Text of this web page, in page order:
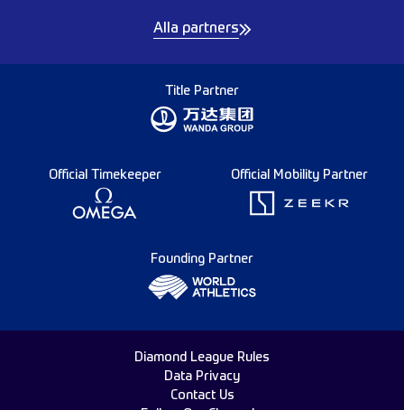
Alla partners
Title Partner
Official Timekeeper Official Mobility Partner
Founding Partner
Diamond League Rules
Data Privacy
Contact Us